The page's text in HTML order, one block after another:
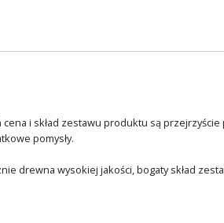
cena i skład zestawu produktu są
pomysły.
drewna wysokiej jakości, bogaty skład